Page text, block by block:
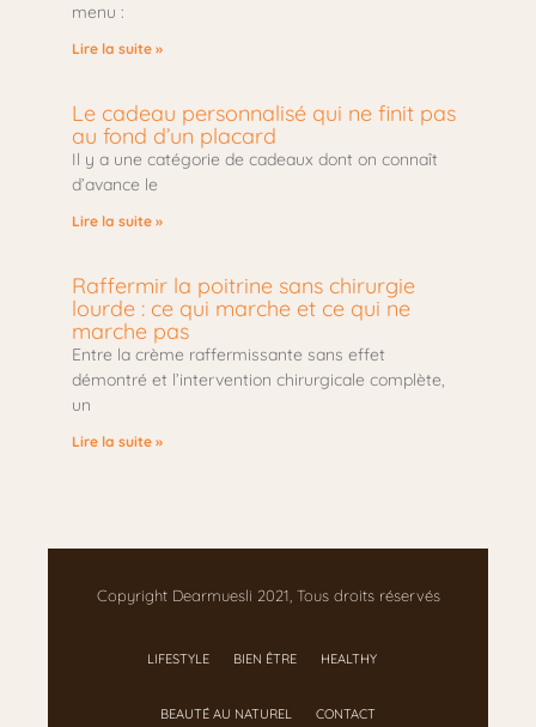
menu :
Lire la suite »
Le cadeau personnalisé qui ne finit pas
au fond d’un placard
Il y a une catégorie de cadeaux dont on connaît
d’avance le
Lire la suite »
Raffermir la poitrine sans chirurgie
lourde : ce qui marche et ce qui ne
marche pas
Entre la crème raffermissante sans effet
démontré et l’intervention chirurgicale complète,
un
Lire la suite »
Copyright Dearmuesli 2021, Tous droits réservés
LIFESTYLE BIEN ÊTRE HEALTHY
BEAUTÉ AU NATUREL CONTACT